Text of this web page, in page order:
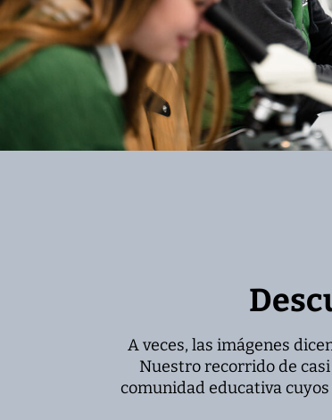
A veces, las imágenes
Nuestro recorrido de
comunidad educativa